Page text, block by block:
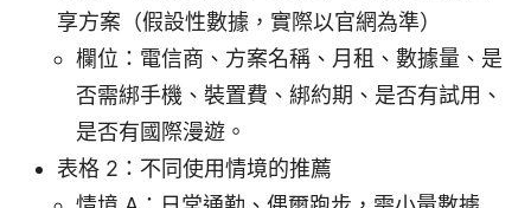
享方案（假設性數據，實際以官網為準）
欄位：電信商、方案名稱、月租、數據量、是
否需綁手機、裝置費、綁約期、是否有試用、
是否有國際漫遊。
表格 2：不同使用情境的推薦